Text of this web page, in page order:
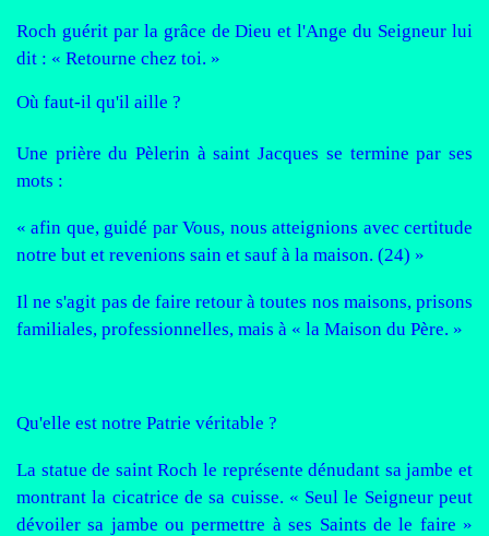
Roch guérit par la grâce de Dieu et l'Ange du Seigneur lui
dit : « Retourne chez toi. »
Où faut-il qu'il aille ?
Une prière du Pèlerin à saint Jacques se termine par ses
mots :
« afin que, guidé par Vous, nous atteignions avec certitude
notre but et revenions sain et sauf à la maison. (24) »
Il ne s'agit pas de faire retour à toutes nos maisons, prisons
familiales, professionnelles, mais à « la Maison du Père. »
Qu'elle est notre Patrie véritable ?
La statue de saint Roch le représente dénudant sa jambe et
montrant la cicatrice de sa cuisse. « Seul le Seigneur peut
dévoiler sa jambe ou permettre à ses Saints de le faire »